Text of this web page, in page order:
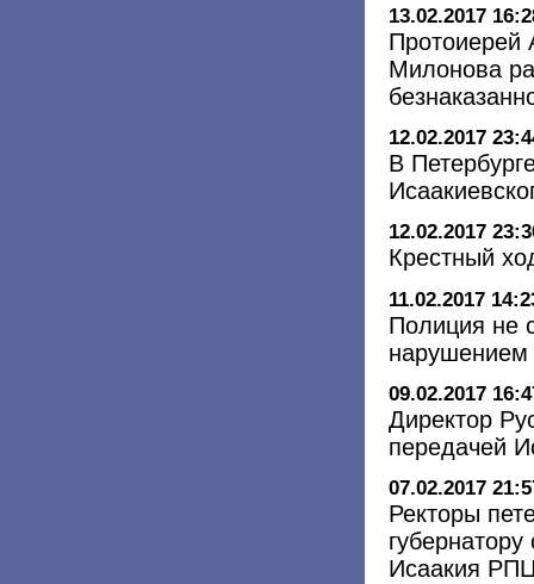
13.02.2017
Протоиерей
Милонова
12.02.2017
В
12.02.2017
Крестный
11.02.2017
Полиция не
нарушением
09.02.2017
Директор
передачей
07.02.2017
Ректоры
Исаакия